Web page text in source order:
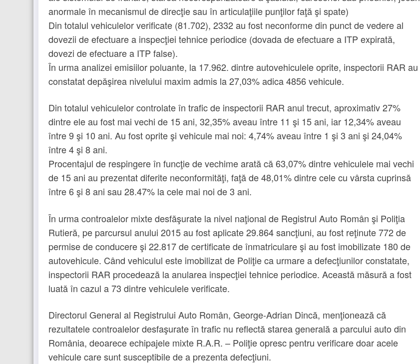
anormale în mecanismul de direcţie sau în articulaţiile punţilor faţă şi spate)
Din totalul vehiculelor verificate (81.702), 2332 au fost neconforme din punct de vedere al
dovezii de efectuare a inspecţiei tehnice periodice (dovada de efectuare a ITP expirată,
dovezi de efectuare a ITP false).
În urma analizei emisiilor poluante, la 17.962. dintre autovehiculele oprite, inspectorii RAR au
constatat depăşirea nivelului maxim admis la 27,03% adica 4856 vehicule.
Din totalul vehiculelor controlate în trafic de inspectorii RAR anul trecut, aproximativ 27%
dintre ele au fost mai vechi de 15 ani, 32,35% aveau între 11 şi 15 ani, iar 12,34% aveau
între 9 şi 10 ani. Au fost oprite şi vehicule mai noi: 4,74% aveau între 1 şi 3 ani şi 24,04%
între 4 şi 8 ani.
Procentajul de respingere în funcţie de vechime arată că 63,07% dintre vehiculele mai vechi
de 15 ani au prezentat diferite neconformităţi, faţă de 48,01% dintre cele cu vârsta cuprinsă
între 6 şi 8 ani sau 28.47% la cele mai noi de 3 ani.
În urma controalelor mixte desfăşurate la nivel naţional de Registrul Auto Român şi Poliţia
Rutieră, pe parcursul anului 2015 au fost aplicate 29.864 sancţiuni, au fost reţinute 772 de
permise de conducere şi 22.817 de certificate de înmatriculare şi au fost imobilizate 180 de
autovehicule. Când vehiculul este imobilizat de Poliţie ca urmare a defecţiunilor constatate,
inspectorii RAR procedează la anularea inspecţiei tehnice periodice. Această măsură a fost
luată în cazul a 73 dintre vehiculele verificate.
Directorul General al Registrului Auto Român, George-Adrian Dincă, menţionează că
rezultatele controalelor desfaşurate în trafic nu reflectă starea generală a parcului auto din
România, deoarece echipajele mixte R.A.R. – Poliţie opresc pentru verificare doar acele
vehicule care sunt susceptibile de a prezenta defecţiuni.